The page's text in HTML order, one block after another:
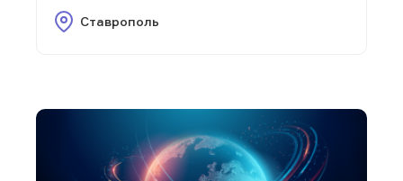
Ставрополь